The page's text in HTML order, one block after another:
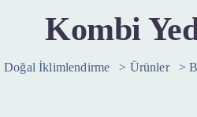
Kombi
Doğal İklimlendirme > Ürünler >